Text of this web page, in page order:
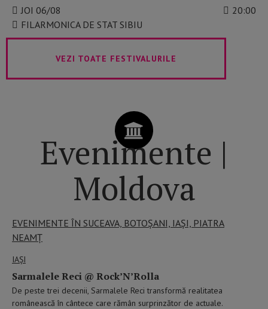
JOI 06/08
20:00
FILARMONICA DE STAT SIBIU
VEZI TOATE FESTIVALURILE
Evenimente |
Moldova
EVENIMENTE ÎN SUCEAVA, BOTOȘANI, IAȘI, PIATRA
NEAMȚ
IAŞI
Sarmalele Reci @ Rock’N’Rolla
De peste trei decenii, Sarmalele Reci transformă realitatea
românească în cântece care rămân surprinzător de actuale.